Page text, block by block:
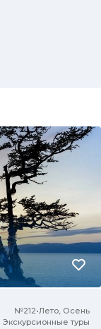
№212•Лето, Осень
Экскурсионные туры